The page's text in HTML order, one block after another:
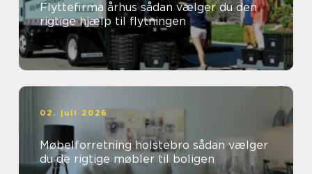
Flyttefirma århus sådan vælger du den
rigtige hjælp til flytningen
02. juli 2026
Møbelforretning holstebro sådan vælger
du de rigtige møbler til boligen